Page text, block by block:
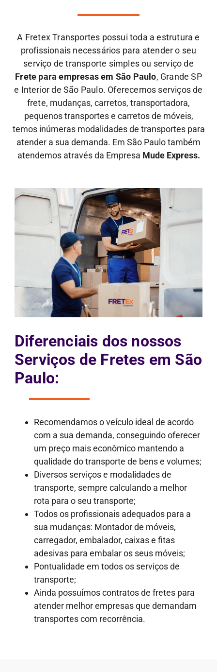
A Fretex Transportes possui toda a estrutura e
profissionais necessários para atender o seu
serviço de transporte simples ou serviço de
Frete para empresas em São Paulo, Grande SP
e Interior de São Paulo. Oferecemos serviços de
frete, mudanças, carretos, transportadora,
pequenos transportes e carretos de móveis,
temos inúmeras modalidades de transportes para
atender a sua demanda. Em São Paulo também
atendemos através da Empresa Mude Express.
Diferenciais dos nossos
Serviços de Fretes em São
Paulo:
Recomendamos o veículo ideal de acordo
com a sua demanda, conseguindo oferecer
um preço mais econômico mantendo a
qualidade do transporte de bens e volumes;
Diversos serviços e modalidades de
transporte, sempre calculando a melhor
rota para o seu transporte;
Todos os profissionais adequados para a
sua mudanças: Montador de móveis,
carregador, embalador, caixas e fitas
adesivas para embalar os seus móveis;
Pontualidade em todos os serviços de
transporte;
Ainda possuímos contratos de fretes para
atender melhor empresas que demandam
transportes com recorrência.